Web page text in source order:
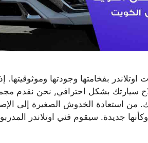
اوتلاندر بفخامتها وجودتها
سيارتك بشكل احترافي, نحن نقدم
بك. من استعادة الخدوش الصغيرة إلى
وكأنها جديدة. سيقوم فني اوتلاندر